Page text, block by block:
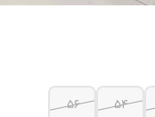
54
56